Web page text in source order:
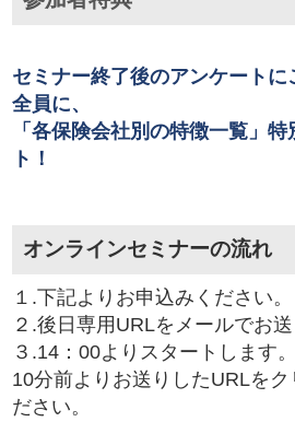
セミナー終了後のアンケート
全員に、
「各保険会社別の特徴一覧」
ト！
オンラインセミナーの流れ
１.下記よりお申込みください。
２.後日専用URLをメールでお送
３.14：00よりスタートします。
10分前よりお送りしたURLをク
ださい。